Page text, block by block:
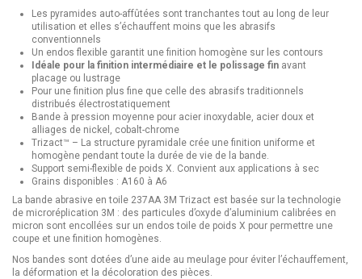
Les pyramides auto-affûtées sont tranchantes tout au long de leur
utilisation et elles s’échauffent moins que les abrasifs
conventionnels
Un endos flexible garantit une finition homogène sur les contours
Idéale pour la finition intermédiaire et le polissage fin avant
placage ou lustrage
Pour une finition plus fine que celle des abrasifs traditionnels
distribués électrostatiquement
Bande à pression moyenne pour acier inoxydable, acier doux et
alliages de nickel, cobalt-chrome
Trizact™ – La structure pyramidale crée une finition uniforme et
homogène pendant toute la durée de vie de la bande.
Support semi-flexible de poids X. Convient aux applications à sec
Grains disponibles : A160 à A6
La bande abrasive en toile 237AA 3M Trizact est basée sur la technologie
de microréplication 3M : des particules d’oxyde d’aluminium calibrées en
micron sont encollées sur un endos toile de poids X pour permettre une
coupe et une finition homogènes.
Nos bandes sont dotées d’une aide au meulage pour éviter l’échauffement,
la déformation et la décoloration des pièces.